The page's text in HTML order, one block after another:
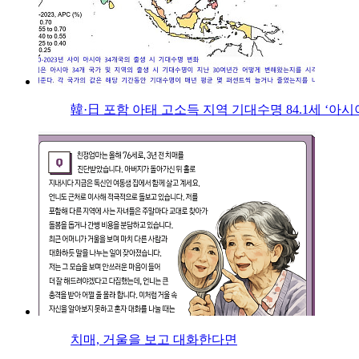
韓·日 포함 아태 고소득 지역 기대수명 84.1세 ‘아시
치매, 거울을 보고 대화한다면